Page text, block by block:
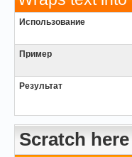
Использование
Пример
Результат
Scratch here